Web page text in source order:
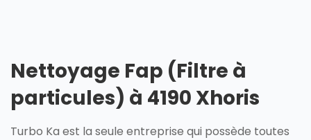
Nettoyage Fap (Filtre à
particules) à 4190 Xhoris
Turbo Ka est la seule entreprise qui possède toutes